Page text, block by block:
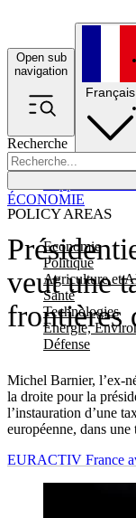
Open sub
navigation
Recherche
POLICY AREAS
Economie
Politique
Agriculture et
Santé
Technologies
Energie,
Défense
Français
veut une
frontières
Michel Barnier, l’ex-
la droite pour la
l’instauration d’une
européenne, dans une
ÉCONOMIE
EURACTIV France